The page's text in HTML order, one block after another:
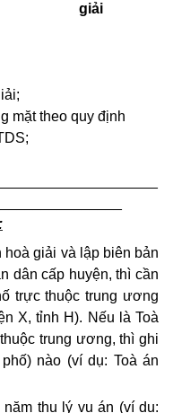
giải
mặt theo quy định
hoà giải và lập biên bản
dân cấp huyện, thì cần
trựcthuộc trung ương
X, tỉnh H). Nếu là Toà
trung ương, thì ghi
nào (ví dụ: Toà án
thụ lý vụ án (ví dụ: